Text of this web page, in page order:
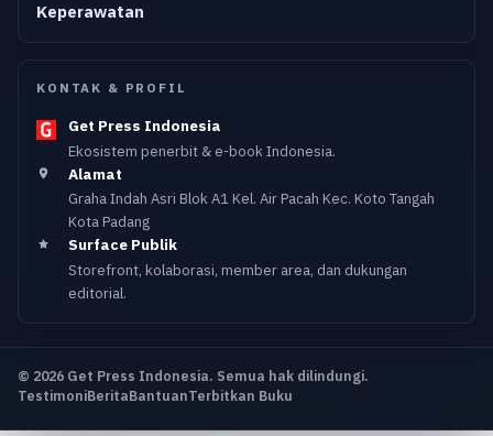
Keperawatan
KONTAK & PROFIL
Get Press Indonesia
Ekosistem penerbit & e-book Indonesia.
Alamat
Graha Indah Asri Blok A1 Kel. Air Pacah Kec. Koto Tangah
Kota Padang
Surface Publik
Storefront, kolaborasi, member area, dan dukungan
editorial.
© 2026 Get Press Indonesia. Semua hak dilindungi.
TestimoniBeritaBantuanTerbitkan Buku